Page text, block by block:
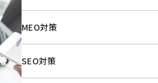
MEO対策
SEO対策